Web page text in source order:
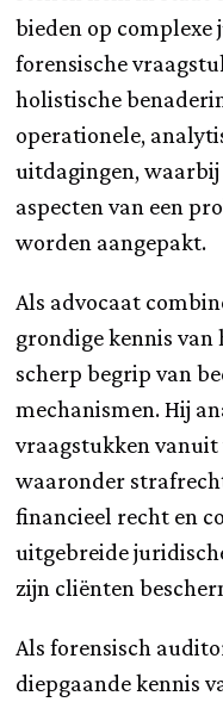
bieden op complexe
forensische
holistische
operationele,
uitdagingen,
aspecten van een
worden aangepakt.
Als advocaat
grondige kennis van
scherp begrip van
mechanismen. Hij
vraagstukken
waaronder
financieel recht en
uitgebreide
zijn cliënten
Als forensisch
diepgaande kennis